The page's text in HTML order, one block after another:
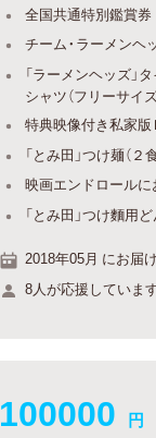
全国共通特別鑑賞券
チーム・ラーメンヘ
「ラーメンヘッズ」
シャツ（フリーサイズ
特典映像付き私家版
「とみ田」つけ麺（２
映画エンドロール
「とみ田」つけ麵用
2018年05月 にお届
8人が応援しています
100000 円